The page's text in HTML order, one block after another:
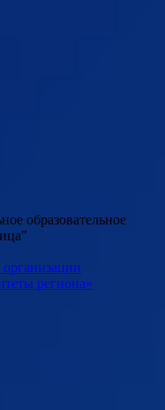
образовательное
региона»